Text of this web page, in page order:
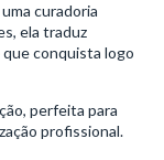
curadoria
ela traduz
conquista logo
perfeita para
profissional.